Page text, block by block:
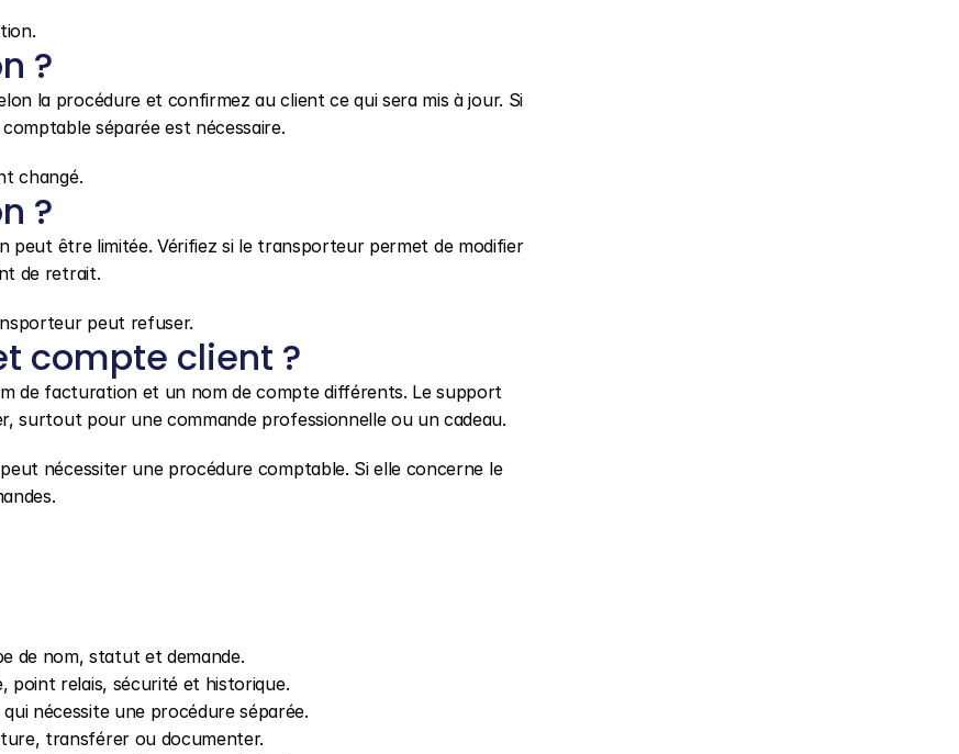
?
la procédure et confirmez au client ce qui sera mis à jour. Si
séparée est nécessaire.
changé.
?
peut être limitée. Vérifiez si le transporteur permet de modifier
de retrait.
peut refuser.
compte client ?
de facturation et un nom de compte différents. Le support
surtout pour une commande professionnelle ou un cadeau.
nécessiter une procédure comptable. Si elle concerne le
de nom, statut et demande.
relais, sécurité et historique.
nécessite une procédure séparée.
transférer ou documenter.